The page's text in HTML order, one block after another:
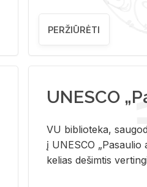
PERŽIŪRĖTI
UNESCO
VU biblioteka,
į UNESCO
kelias dešimtis